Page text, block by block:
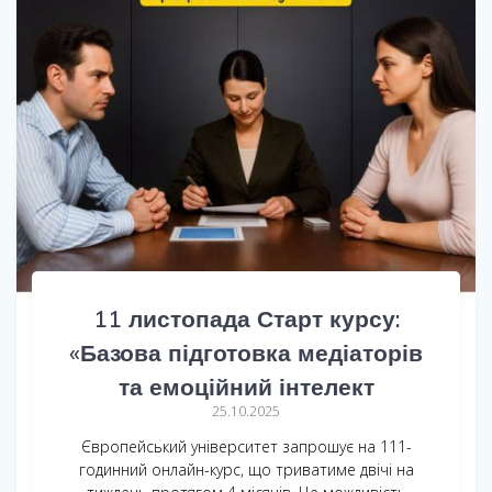
11 листопада Старт курсу:
«Базова підготовка медіаторів
та емоційний інтелект
25.10.2025
Європейський університет запрошує на 111-
годинний онлайн-курс, що триватиме двічі на